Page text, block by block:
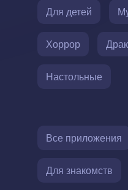
Для детей
Хоррор
Настольные
Все приложения
Для знакомств